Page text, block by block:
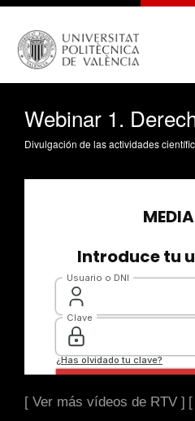
Webinar 1.
[ Ver más vídeos de RTV ]